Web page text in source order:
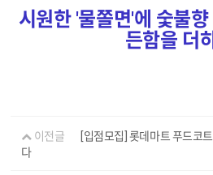
시원한 '물쫄면'에 숯불
든함을 더
이전글
[입점모집] 롯데마트 푸드코
다